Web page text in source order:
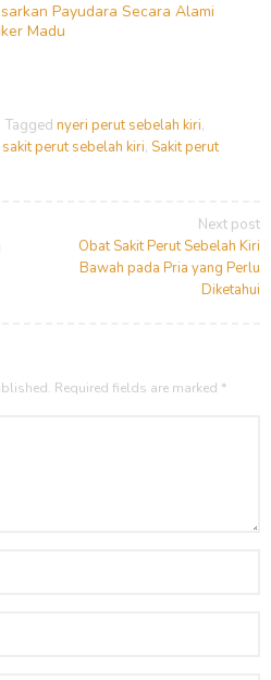
Payudara Secara Alami
Madu
Tagged nyeri perut sebelah kiri,
perut sebelah kiri, Sakit perut
Next post
Obat Sakit Perut Sebelah Kiri
Bawah pada Pria yang Perlu
Diketahui
Required fields are marked *